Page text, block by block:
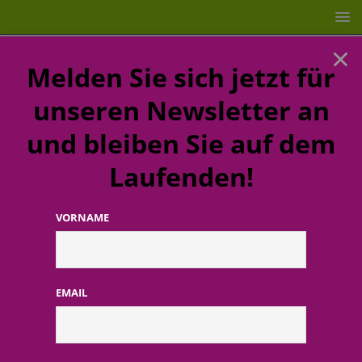
zum Lidschatten: – der Thick and
×
Melden Sie sich jetzt für
unseren Newsletter an
und bleiben Sie auf dem
Laufenden!
VORNAME
EMAIL